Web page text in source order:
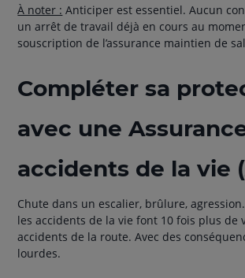
À noter : Anticiper est essentiel. Aucun
un arrêt de travail déjà en cours au
souscription de l’assurance maintien de
Compléter sa
avec une
accidents de la vie
Chute dans un escalier, brûlure,
les accidents de la vie font 10 fois plus de
accidents de la route. Avec des
lourdes.